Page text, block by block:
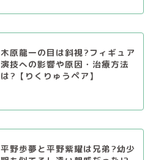
木原龍一の目は斜視?フィギュア
演技への影響や原因・治療方法
は?【りくりゅうペア】
平野歩夢と平野紫耀は兄弟?幼少